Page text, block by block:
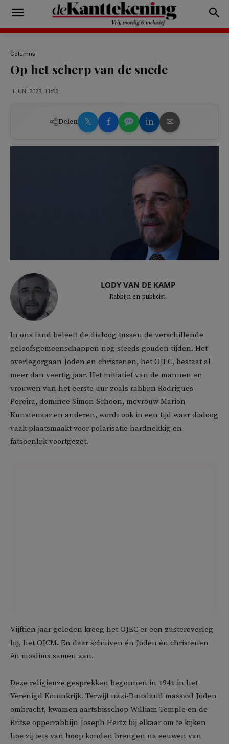
Columns
Op het scherp van de snede
1 JUNI 2023, 11:02
Delen 𝕏 f in ✉
LODY VAN DE KAMP
Rabbijn en publicist.
In ons land beleeft de dialoog tussen de verschillende
geloofsgemeenschappen nog steeds gouden tijden. Het
overlegorgaan Joden en christenen, het OJEC, bestaat al
meer dan veertig jaar. Het initiatief van de mannen en
vrouwen van het eerste uur zoals rabbijn Rodrigues
Pereira, dominee Simon Schoon, mevrouw Marion
Kunstenaar en anderen, wordt ook in een tijd waar dialoog
vaak plaatsmaakt voor polarisatie hardnekkig en
fatsoenlijk voortgezet.
Vijftien jaar geleden kreeg het OJEC er een zusteroverleg
bij, het OJCM. En daar schuiven én Joden én christenen
én moslims samen aan.
Deze religieuze gesprekken begonnen in 1941 in het
Verenigd Koninkrijk. Terwijl nazi-Duitsland massaal Joden
ombracht, kwamen aartsbisschop William Temple en de
Britse opperrabbijn Joseph Hertz bij elkaar om te kijken
hoe zij iets van hoop konden brengen na eeuwen van